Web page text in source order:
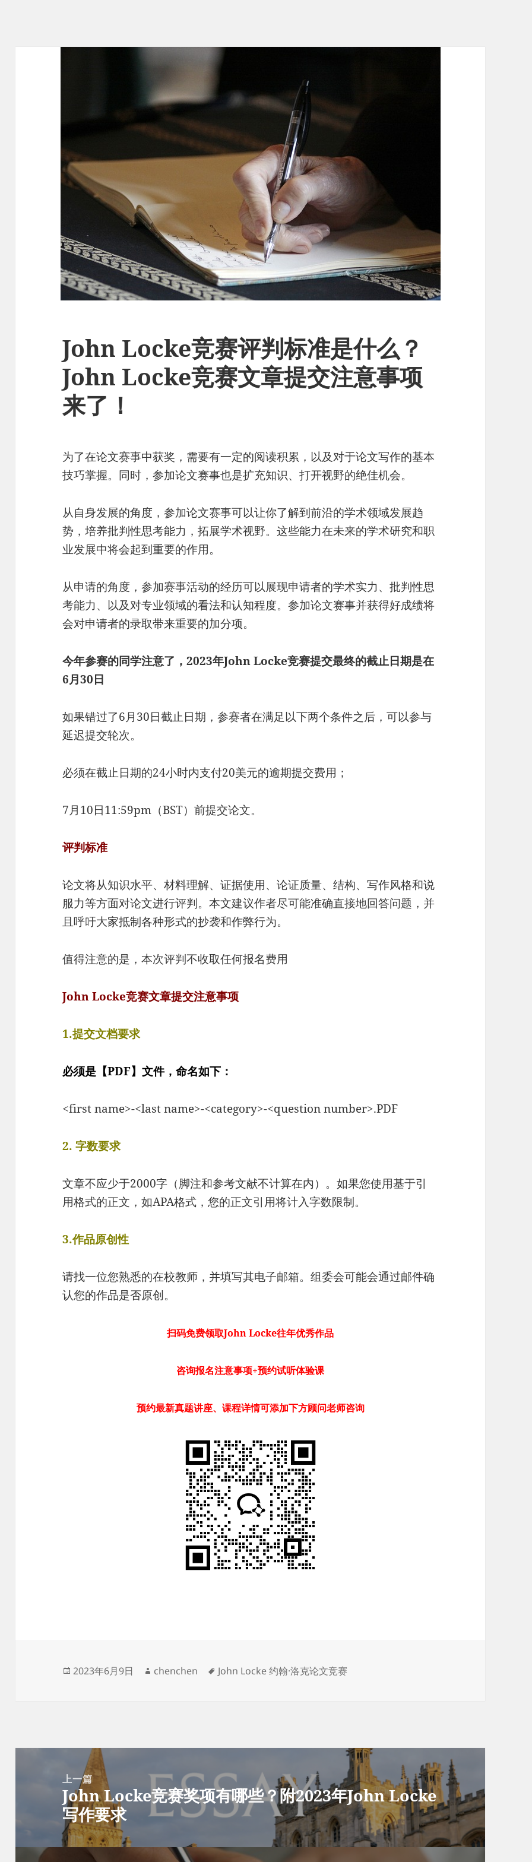
John Locke竞赛评判标准是什么？
John Locke竞赛文章提交注意事项
来了！
为了在论文赛事中获奖，需要有一定的阅读积累，以及对于论文写作的基本
技巧掌握。同时，参加论文赛事也是扩充知识、打开视野的绝佳机会。
从自身发展的角度，参加论文赛事可以让你了解到前沿的学术领域发展趋
势，培养批判性思考能力，拓展学术视野。这些能力在未来的学术研究和职
业发展中将会起到重要的作用。
从申请的角度，参加赛事活动的经历可以展现申请者的学术实力、批判性思
考能力、以及对专业领域的看法和认知程度。参加论文赛事并获得好成绩将
会对申请者的录取带来重要的加分项。
今年参赛的同学注意了，2023年John Locke竞赛提交最终的截止日期是在
6月30日
如果错过了6月30日截止日期，参赛者在满足以下两个条件之后，可以参与
延迟提交轮次。
必须在截止日期的24小时内支付20美元的逾期提交费用；
7月10日11:59pm（BST）前提交论文。
评判标准
论文将从知识水平、材料理解、证据使用、论证质量、结构、写作风格和说
服力等方面对论文进行评判。本文建议作者尽可能准确直接地回答问题，并
且呼吁大家抵制各种形式的抄袭和作弊行为。
值得注意的是，本次评判不收取任何报名费用
John Locke竞赛文章提交注意事项
1.提交文档要求
必须是【PDF】文件，命名如下：
<first name>-<last name>-<category>-<question number>.PDF
2. 字数要求
文章不应少于2000字（脚注和参考文献不计算在内）。如果您使用基于引
用格式的正文，如APA格式，您的正文引用将计入字数限制。
3.作品原创性
请找一位您熟悉的在校教师，并填写其电子邮箱。组委会可能会通过邮件确
认您的作品是否原创。
扫码免费领取John Locke往年优秀作品
咨询报名注意事项+预约试听体验课
预约最新真题讲座、课程详情可添加下方顾问老师咨询
发
2023年6月9日
作
chenchen
标
John Locke 约翰·洛克论文竞赛
上一篇
上
篇
文
章：
John Locke竞赛奖项有哪些？附2023年John Locke
写作要求